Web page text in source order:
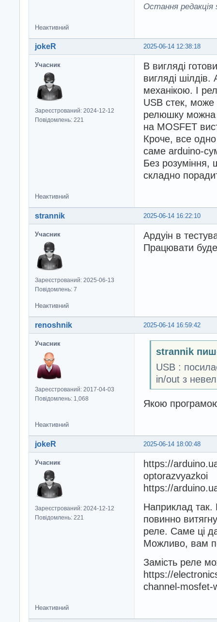
Остання редакція
Неактивний
2025-06-14 12:38:18
jokeR
Учасник
Зареєстрований: 2024-12-12
Повідомлень: 221
В вигляді
вигляді
механікою. І
USB стек,
релюшку можна
на MOSFET
Кроче, все одно
саме arduino-
Без розуміння,
складно
Неактивний
2025-06-14 16:22:10
strannik
Учасник
Зареєстрований: 2025-06-13
Повідомлень: 7
Ардуін в
Працювати
Неактивний
2025-06-14 16:59:42
renoshnik
Учасник
Зареєстрований: 2017-04-03
Повідомлень: 1,068
strannik
USB :
in/out з
Якою
Неактивний
2025-06-14 18:00:48
jokeR
Учасник
Зареєстрований: 2024-12-12
Повідомлень: 221
https://
optorazvyazkoi
https://
Наприклад так.
повинно
реле. Саме ці
Можливо, вам
Замість реле
https://
channel-mosfet-
Неактивний